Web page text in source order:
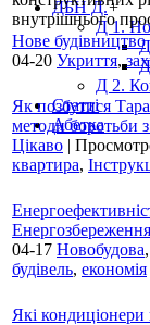
ДБН Д.+
Д 1.
Д 2.
Статті
Абетка
внутрішнього
Нове будівництво
04-20 Укриття,
Як позбутися
методи боротьби
Цікаво |
квартира,
Енергозбереження
04-17 Новобудова,
будівель, економія
Які